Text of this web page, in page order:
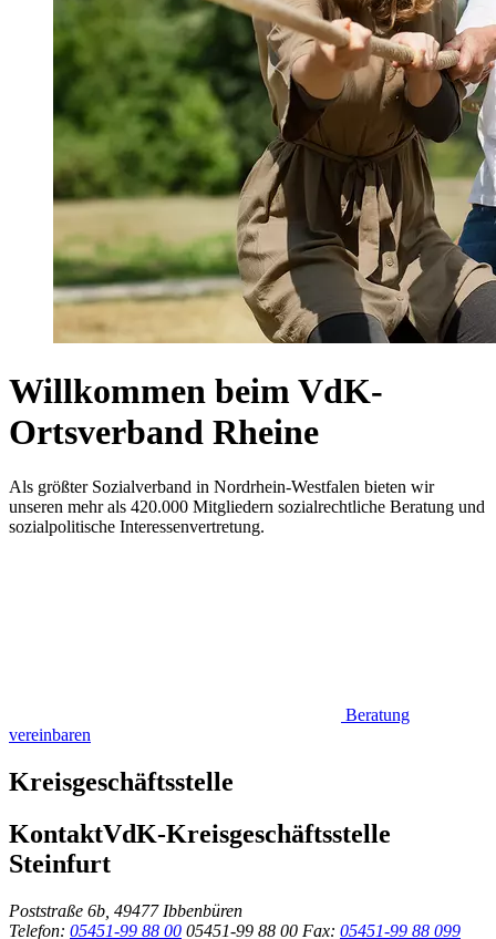
Willkommen beim VdK-
Ortsverband Rheine
Als größter Sozialverband in Nordrhein-Westfalen bieten wir
unseren mehr als 420.000 Mitgliedern sozialrechtliche Beratung und
sozialpolitische Interessenvertretung.
Beratung
vereinbaren
Kreisgeschäftsstelle
KontaktVdK-Kreisgeschäftsstelle
Steinfurt
Poststraße 6b, 49477 Ibbenbüren
Telefon: 05451-99 88 00 05451-99 88 00 Fax: 05451-99 88 099